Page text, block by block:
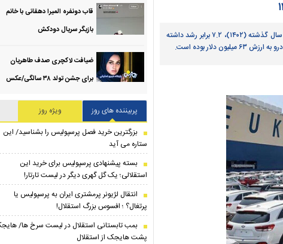
از اول شهریور تا ۱۵ دی ۱۴۰۳ تعداد ۲۳ هزار و ۲۶۵ دستگاه خودرو سواری وارد کشور شده که در هم سنجی با سال گذشته (۱۴۰۲)، ۷.۲ برابر رشد داشته
قاب دونفره المیرا دهقانی با خانم
بازیگر سریال دودکش
ضیافت لاکچری صدف طاهریان
برای جشن تولد ۳۸ سالگی‌/عکس
پربیننده های روز
ویژه روز
بزرگترین خرید فصل پرسپولیس را بشناسید/ این
ستاره می آید
بسته پیشنهادی پرسپولیس برای خرید این
استقلالی؛ یک گل گهری دیگر در لیست تارتار!
انتقال لژیونر پرمشتری ایران به پرسپولیس یا
پرتغال؟ ؛ افسوس بزرگ استقلال!
بمب تابستانی استقلال در لیست سرخ ها/
پشت هایجک از استقلال